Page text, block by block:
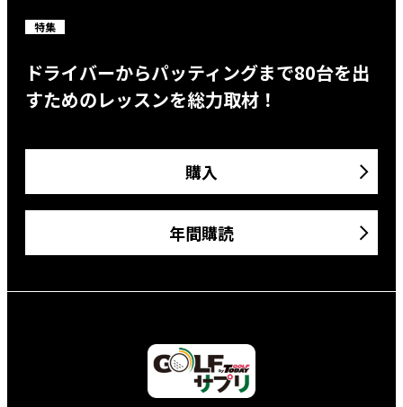
特集
ドライバーからパッティングまで80台を出
すためのレッスンを総力取材！
購入
年間購読